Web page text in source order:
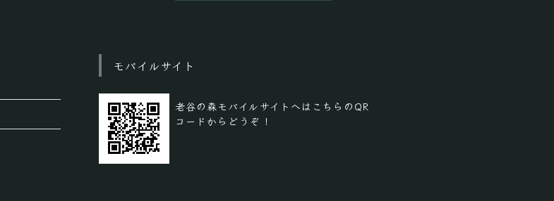
モバイルサイト
老谷の森モバイルサイトへはこちらのQR
コードからどうぞ！